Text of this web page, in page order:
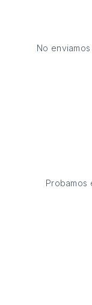
No
Probamos